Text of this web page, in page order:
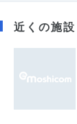
近くの施設